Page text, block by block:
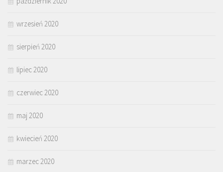
wrzesień 2020
sierpień 2020
lipiec 2020
czerwiec 2020
maj 2020
kwiecień 2020
marzec 2020